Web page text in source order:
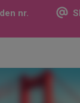
nr.